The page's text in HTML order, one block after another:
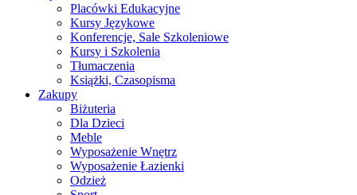
Placówki Edukacyjne
Kursy Językowe
Konferencje, Sale Szkoleniowe
Kursy i Szkolenia
Tłumaczenia
Książki, Czasopisma
Zakupy
Biżuteria
Dla Dzieci
Meble
Wyposażenie Wnętrz
Wyposażenie Łazienki
Odzież